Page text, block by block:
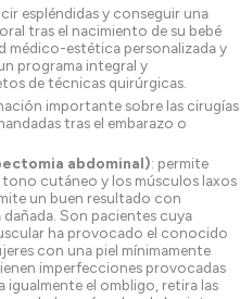
espléndidas y conseguir una
tras el nacimiento de su bebé
médico-estética personalizada y
programa integral y
de técnicas quirúrgicas.
importante sobre las cirugías
tras el embarazo o
abdominal): permite
cutáneo y los músculos laxos
un buen resultado con
Son pacientes cuya
ha provocado el conocido
con una piel mínimamente
imperfecciones provocadas
igualmente el ombligo, retira las